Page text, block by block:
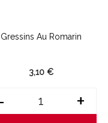
Gressins Au Romarin
3,10 €
+